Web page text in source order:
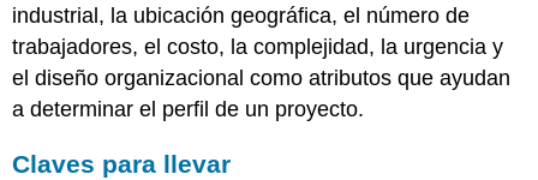
industrial, la ubicación geográfica, el número de
trabajadores, el costo, la complejidad, la urgencia y
el diseño organizacional como atributos que ayudan
a determinar el perfil de un proyecto.
Claves para llevar